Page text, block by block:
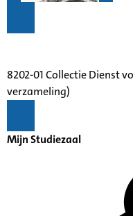
8202-01 Collectie Dienst
verzameling)
Mijn Studiezaal